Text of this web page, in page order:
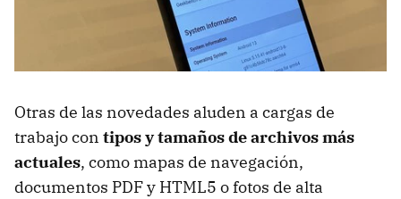
Otras de las novedades aluden a cargas de
trabajo con tipos y tamaños de archivos más
actuales, como mapas de navegación,
documentos PDF y HTML5 o fotos de alta